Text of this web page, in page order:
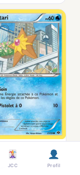
Futures
JCC Profil